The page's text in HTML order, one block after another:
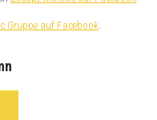
Gruppe auf Facebook